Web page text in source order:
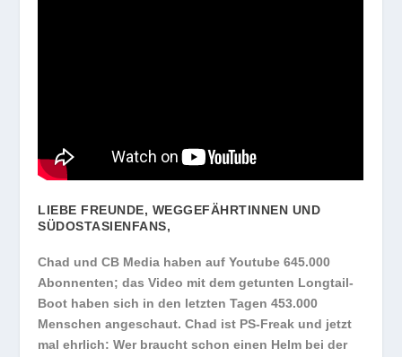
LIEBE FREUNDE, WEGGEFÄHRTINNEN UND
SÜDOSTASIENFANS,
Chad und CB Media haben auf Youtube 645.000
Abonnenten; das Video mit dem getunten Longtail-
Boot haben sich in den letzten Tagen 453.000
Menschen angeschaut. Chad ist PS-Freak und jetzt
mal ehrlich: Wer braucht schon einen Helm bei der